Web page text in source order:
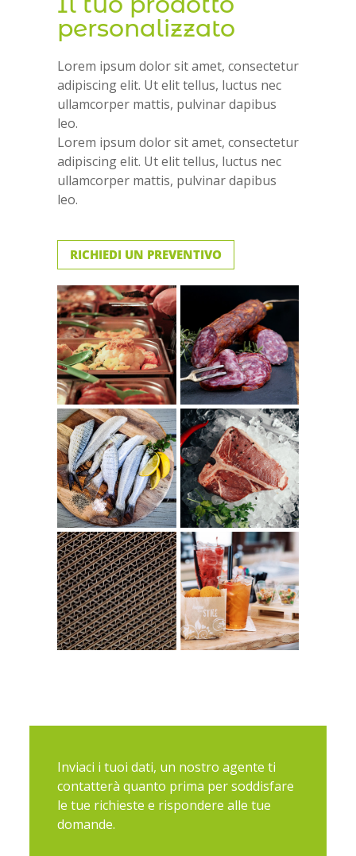
personalizzato
Lorem ipsum dolor sit amet, consectetur
adipiscing elit. Ut elit tellus, luctus nec
ullamcorper mattis, pulvinar dapibus
leo.
Lorem ipsum dolor sit amet, consectetur
adipiscing elit. Ut elit tellus, luctus nec
ullamcorper mattis, pulvinar dapibus
leo.
RICHIEDI UN PREVENTIVO
Inviaci i tuoi dati, un nostro agente ti
contatterà quanto prima per soddisfare
le tue richieste e rispondere alle tue
domande.